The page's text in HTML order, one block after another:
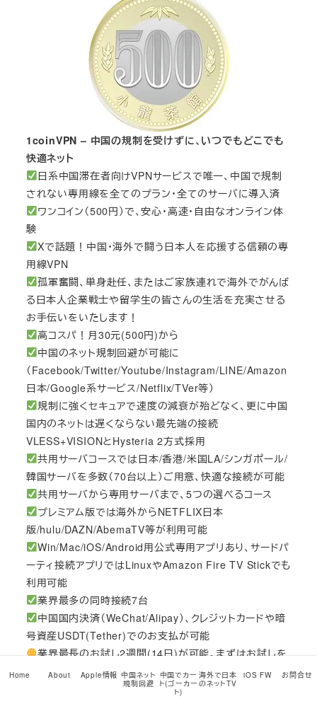
1coinVPN – 中国の規制を受けずに、いつでもどこでも
快適ネット
日系中国滞在者向けVPNサービスで唯一、中国で規制
されない専用線を全てのプラン・全てのサーバに導入済
ワンコイン（500円）で、安心・高速・自由なオンライン体
験
Xで話題！中国・海外で闘う日本人を応援する信頼の専
用線VPN
孤軍奮闘、単身赴任、またはご家族連れで海外でがんば
る日本人企業戦士や留学生の皆さんの生活を充実させる
お手伝いをいたします！
高コスパ！月30元(500円)から
中国のネット規制回避が可能に
（Facebook/Twitter/Youtube/Instagram/LINE/Amazon
日本/Google系サービス/Netflix/TVer等）
規制に強くセキュアで速度の減衰が殆どなく、更に中国
国内のネットは遅くならない最先端の接続
VLESS+VISIONとHysteria 2方式採用
共用サーバコースでは日本/香港/米国LA/シンガポール/
韓国サーバを多数（70台以上）ご用意、快適な接続が可能
共用サーバから専用サーバまで、5つの選べるコース
プレミアム版では海外からNETFLIX日本
版/hulu/DAZN/AbemaTV等が利用可能
Win/Mac/iOS/Android用公式専用アプリあり、サードパ
ーティ接続アプリではLinuxやAmazon Fire TV Stickでも
利用可能
業界最多の同時接続7台
中国国内決済（WeChat/Alipay）、クレジットカードや暗
号資産USDT(Tether)でのお支払が可能
業界最長のお試し2週間(14日)が可能。まずはお試しを
こちらからどうぞ!
RSS
Home About Apple情報 中国ネット
規制回避
中国でカー
ト(ゴーカー
ト)
海外で日本
のネットTV
iOS FW お問合せ